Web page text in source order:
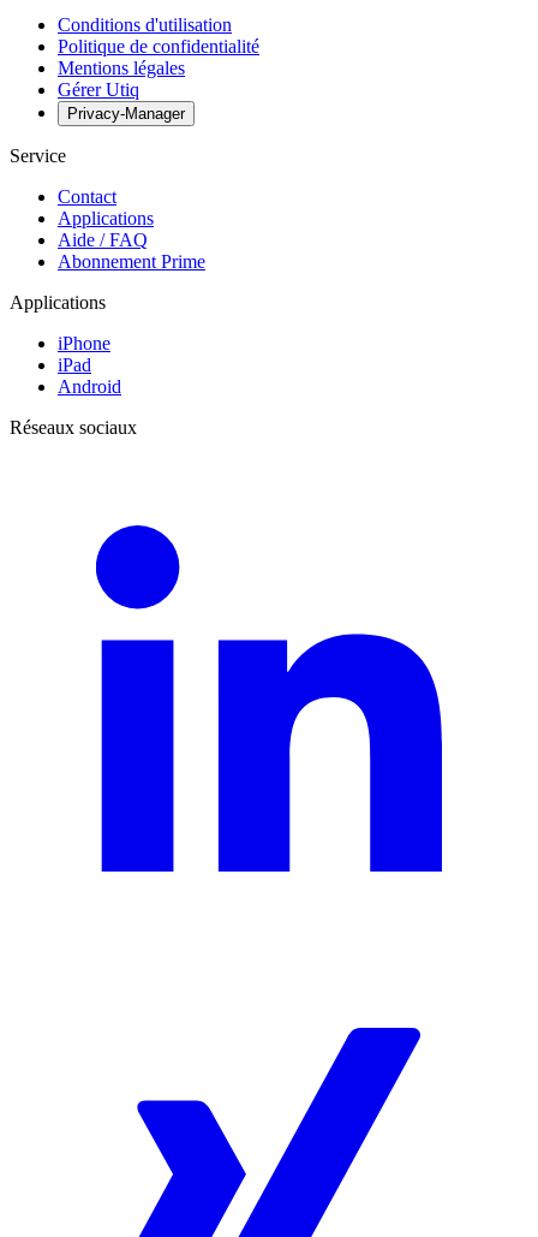
Conditions d'utilisation
Politique de confidentialité
Mentions légales
Gérer Utiq
Privacy-Manager
Service
Contact
Applications
Aide / FAQ
Abonnement Prime
Applications
iPhone
iPad
Android
Réseaux sociaux